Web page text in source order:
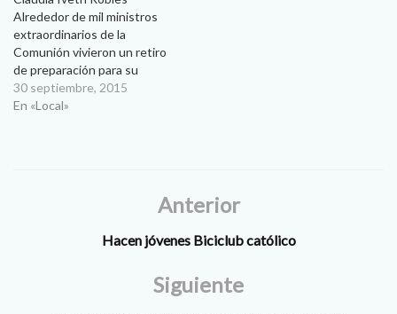
Alrededor de mil ministros
extraordinarios de la
Comunión vivieron un retiro
de preparación para su
apostolado impartido por el
padre Francisco Galo
30 septiembre, 2015
En «Local»
Anterior
Hacen jóvenes Biciclub católico
Siguiente